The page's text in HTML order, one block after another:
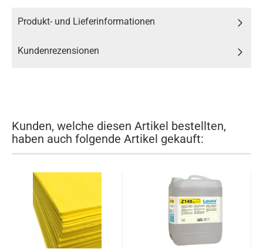
Produkt- und Lieferinformationen
Kundenrezensionen
Kunden, welche diesen Artikel bestellten,
haben auch folgende Artikel gekauft: